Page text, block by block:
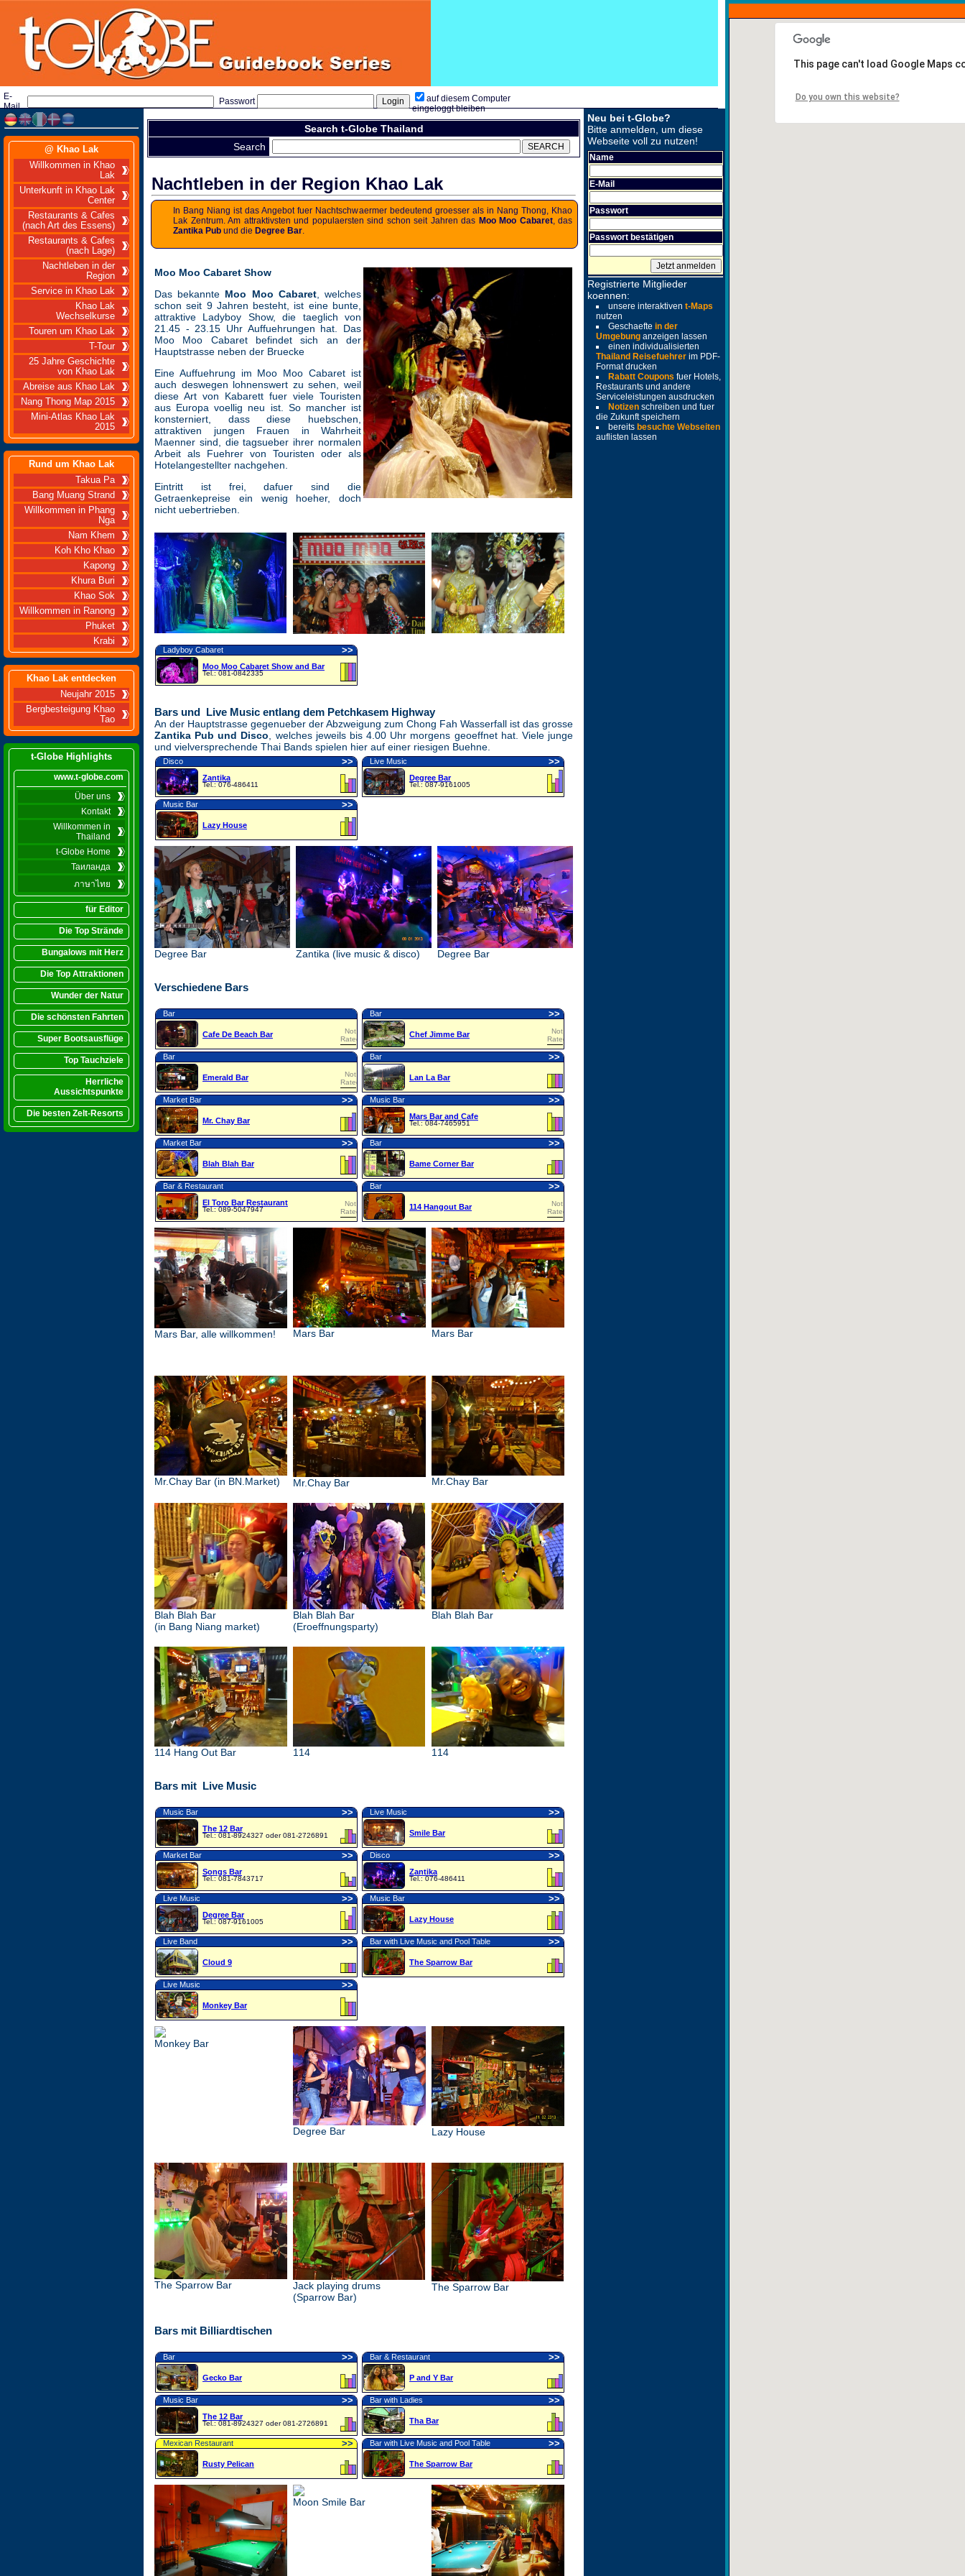
E-
Mail
Passwort
auf diesem Computer
eingeloggt bleiben
@ Khao Lak
Willkommen in Khao
Lak
Unterkunft in Khao Lak
Center
Restaurants & Cafes
(nach Art des Essens)
Restaurants & Cafes
(nach Lage)
Nachtleben in der
Region
Service in Khao Lak
Khao Lak
Wechselkurse
Touren um Khao Lak
T-Tour
25 Jahre Geschichte
von Khao Lak
Abreise aus Khao Lak
Nang Thong Map 2015
Mini-Atlas Khao Lak
2015
Rund um Khao Lak
Takua Pa
Bang Muang Strand
Willkommen in Phang
Nga
Nam Khem
Koh Kho Khao
Kapong
Khura Buri
Khao Sok
Willkommen in Ranong
Phuket
Krabi
Khao Lak entdecken
Neujahr 2015
Bergbesteigung Khao
Tao
t-Globe Highlights
www.t-globe.com
Über uns
Kontakt
Willkommen in
Thailand
t-Globe Home
Таиланда
ภาษาไทย
für Editor
Die Top Strände
Bungalows mit Herz
Die Top Attraktionen
Wunder der Natur
Die schönsten Fahrten
Super Bootsausflüge
Top Tauchziele
Herrliche
Aussichtspunkte
Die besten Zelt-Resorts
Search t-Globe Thailand
Search
Nachtleben in der Region Khao Lak
In Bang Niang ist das Angebot fuer Nachtschwaermer bedeutend groesser als in Nang Thong, Khao
Lak Zentrum. Am attraktivsten und populaersten sind schon seit Jahren das Moo Moo Cabaret, das
Zantika Pub und die Degree Bar.
Moo Moo Cabaret Show
Das bekannte Moo Moo Cabaret, welches
schon seit 9 Jahren besteht, ist eine bunte,
attraktive Ladyboy Show, die taeglich von
21.45 - 23.15 Uhr Auffuehrungen hat. Das
Moo Moo Cabaret befindet sich an der
Hauptstrasse neben der Bruecke
Eine Auffuehrung im Moo Moo Cabaret ist
auch deswegen lohnenswert zu sehen, weil
diese Art von Kabarett fuer viele Touristen
aus Europa voellig neu ist. So mancher ist
konsterniert, dass diese huebschen,
attraktiven jungen Frauen in Wahrheit
Maenner sind, die tagsueber ihrer normalen
Arbeit als Fuehrer von Touristen oder als
Hotelangestellter nachgehen.
Eintritt ist frei, dafuer sind die
Getraenkepreise ein wenig hoeher, doch
nicht uebertrieben.
Ladyboy Cabaret >>
Moo Moo Cabaret Show and Bar
Tel.: 081-0842335
Bars und Live Music entlang dem Petchkasem Highway
An der Hauptstrasse gegenueber der Abzweigung zum Chong Fah Wasserfall ist das grosse
Zantika Pub und Disco , welches jeweils bis 4.00 Uhr morgens geoeffnet hat. Viele junge
und vielversprechende Thai Bands spielen hier auf einer riesigen Buehne.
Disco >>
Zantika
Tel.: 076-486411
Live Music >>
Degree Bar
Tel.: 087-9161005
Music Bar >>
Lazy House
Degree Bar Zantika (live music & disco) Degree Bar
Verschiedene Bars
Bar
Cafe De Beach Bar
Not
Rated
Bar >>
Chef Jimme Bar
Not
Rated
Bar
Emerald Bar
Not
Rated
Bar >>
Lan La Bar
Market Bar >>
Mr. Chay Bar
Music Bar >>
Mars Bar and Cafe
Tel.: 084-7465951
Market Bar >>
Blah Blah Bar
Bar >>
Bame Corner Bar
Bar & Restaurant
El Toro Bar Restaurant
Tel.: 089-5047947
Not
Rated
Bar >>
114 Hangout Bar
Not
Rated
Mars Bar, alle willkommen! Mars Bar Mars Bar
Mr.Chay Bar (in BN.Market) Mr.Chay Bar Mr.Chay Bar
Blah Blah Bar
(in Bang Niang market)
Blah Blah Bar
(Eroeffnungsparty)
Blah Blah Bar
114 Hang Out Bar 114 114
Bars mit Live Music
Music Bar >>
The 12 Bar
Tel.: 081-8924327 oder 081-2726891
Live Music >>
Smile Bar
Market Bar >>
Songs Bar
Tel.: 081-7843717
Disco >>
Zantika
Tel.: 076-486411
Live Music >>
Degree Bar
Tel.: 087-9161005
Music Bar >>
Lazy House
Live Band >>
Cloud 9
Bar with Live Music and Pool Table >>
The Sparrow Bar
Live Music >>
Monkey Bar
Monkey Bar
Degree Bar Lazy House
The Sparrow Bar
Jack playing drums
(Sparrow Bar)
The Sparrow Bar
Bars mit Billiardtischen
Bar >>
Gecko Bar
Bar & Restaurant >>
P and Y Bar
Music Bar >>
The 12 Bar
Tel.: 081-8924327 oder 081-2726891
Bar with Ladies >>
Tha Bar
Mexican Restaurant >>
Rusty Pelican
Bar with Live Music and Pool Table >>
The Sparrow Bar
Moon Smile Bar
Neu bei t-Globe?
Bitte anmelden, um diese
Webseite voll zu nutzen!
Name
E-Mail
Passwort
Passwort bestätigen
Registrierte Mitglieder
koennen:
unsere interaktiven t-Maps
nutzen
Geschaefte in der
Umgebung anzeigen lassen
einen individualisierten
Thailand Reisefuehrer im PDF-
Format drucken
Rabatt Coupons fuer Hotels,
Restaurants und andere
Serviceleistungen ausdrucken
Notizen schreiben und fuer
die Zukunft speichern
bereits besuchte Webseiten
auflisten lassen
This page can't load Google Maps
Do you own this website?